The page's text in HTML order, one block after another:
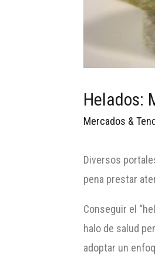
Helados:
Mercados &
Diversos
pena prestar
Conseguir el
halo de salud
adoptar un